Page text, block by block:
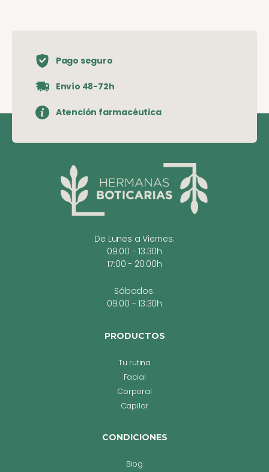
Pago seguro
Envío 48-72h
Atención farmacéutica
De Lunes a Viernes:
09:00 - 13:30h
17:00 - 20:00h
Sábados:
09:00 - 13:30h
PRODUCTOS
Tu rutina
Facial
Corporal
Capilar
CONDICIONES
Blog